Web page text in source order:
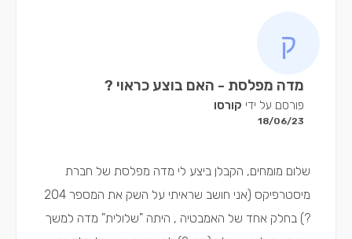
מדה מפלסת - האם בוצע כראוי ?
פורסם על ידי קורסו
18/06/23
שלום מומחים, הקבלן ביצע לי מדה מפלסת של חברת
מיסטרפיקס (אני חושב שראיתי על השק את המספר 204
?) בחלק אחד של האמבטיה , היתה "שלולית" מדה למשך